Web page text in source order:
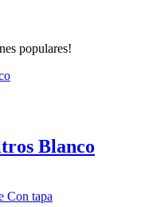
populares!
Blanco